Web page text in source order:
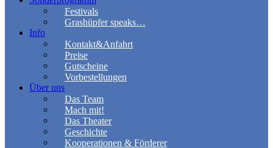
Festivals
Grashüpfer speaks…
Info
Kontakt&Anfahrt
Preise
Gutscheine
Vorbestellungen
Über uns
Das Team
Mach mit!
Das Theater
Geschichte
Kooperationen & Förderer